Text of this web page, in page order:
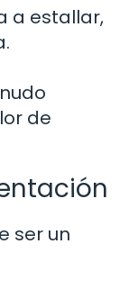
a estallar,
de
ser un